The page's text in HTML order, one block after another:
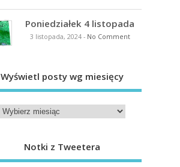
Poniedziałek 4 listopada
3 listopada, 2024- No Comment
Wyświetl posty wg miesięcy
Notki z Tweetera